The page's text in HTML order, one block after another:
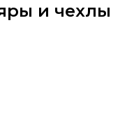
и чехлы